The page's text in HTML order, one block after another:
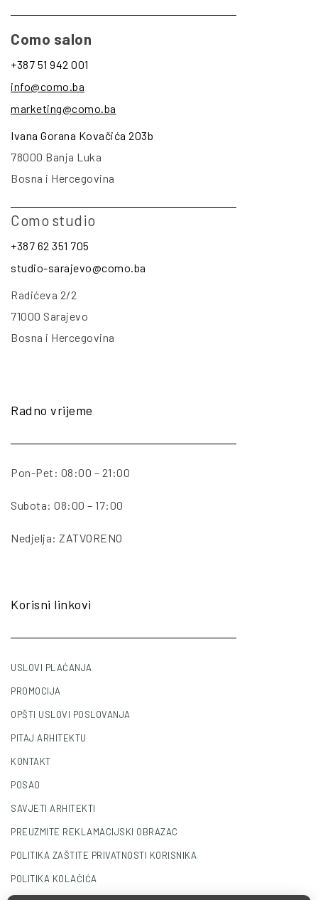
Como salon
+387 51 942 001
info@como.ba
marketing@como.ba
Ivana Gorana Kovačića 203b
78000 Banja Luka
Bosna i Hercegovina
Como studio
+387 62 351 705
studio-sarajevo@como.ba
Radićeva 2/2
71000 Sarajevo
Bosna i Hercegovina
Radno vrijeme
Pon-Pet: 08:00 – 21:00
Subota: 08:00 – 17:00
Nedjelja: ZATVORENO
Korisni linkovi
USLOVI PLAĆANJA
PROMOCIJA
OPŠTI USLOVI POSLOVANJA
PITAJ ARHITEKTU
KONTAKT
POSAO
SAVJETI ARHITEKTI
PREUZMITE REKLAMACIJSKI OBRAZAC
POLITIKA ZAŠTITE PRIVATNOSTI KORISNIKA
POLITIKA KOLAČIĆA